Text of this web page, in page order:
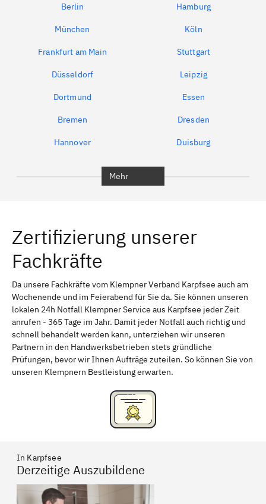
Berlin Hamburg
München Köln
Frankfurt am Main Stuttgart
Düsseldorf Leipzig
Dortmund Essen
Bremen Dresden
Hannover Duisburg
Erlangen Bamberg
Bayreuth
Schweinfurt Passau
Freising Rudelsdorf, Mittelfranken
Mehr
Zertifizierung unserer
Fachkräfte
Da unsere Fachkräfte vom Klempner Verband Karpfsee auch am
Wochenende und im Feierabend für Sie da. Sie können unseren
lokalen 24h Notfall Klempner Service aus Karpfsee jeder Zeit
anrufen - 365 Tage im Jahr. Damit jeder Notfall auch richtig und
schnell behandelt werden kann, unterziehen wir unseren
Partnern in den Handwerksbetrieben stets gründliche
Prüfungen, bevor wir Ihnen Aufträge zuteilen. So können Sie von
unseren Klempnern Bestleistung erwarten.
In Karpfsee
Derzeitige Auszubildene